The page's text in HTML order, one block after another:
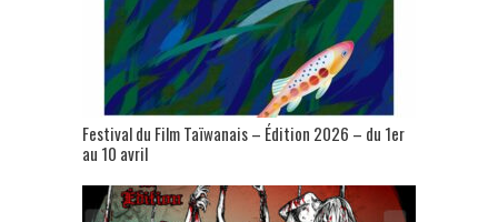
Festival du Film Taïwanais – Édition 2026 – du 1er
au 10 avril